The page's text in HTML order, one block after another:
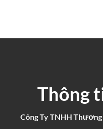
Thông
Công Ty TNHH